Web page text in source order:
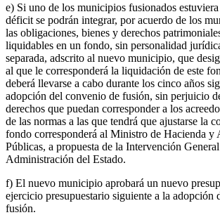
e) Si uno de los municipios fusionados
déficit se podrán integrar, por acuerdo de los
las obligaciones, bienes y derechos
liquidables en un fondo, sin personalidad
separada, adscrito al nuevo municipio, que
al que le corresponderá la liquidación de este
deberá llevarse a cabo durante los cinco años
adopción del convenio de fusión, sin perjuicio
derechos que puedan corresponder a los
de las normas a las que tendrá que ajustarse la
fondo corresponderá al Ministro de Hacienda y
Públicas, a propuesta de la Intervención
Administración del Estado.
f) El nuevo municipio aprobará un nuevo
ejercicio presupuestario siguiente a la adopción
fusión.